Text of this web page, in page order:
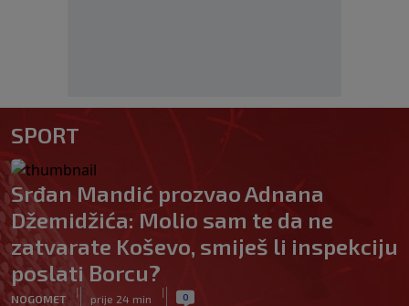
SPORT
Srđan Mandić prozvao Adnana
Džemidžića: Molio sam te da ne
zatvarate Koševo, smiješ li inspekciju
poslati Borcu?
NOGOMET
|
prije 24 min
| 0